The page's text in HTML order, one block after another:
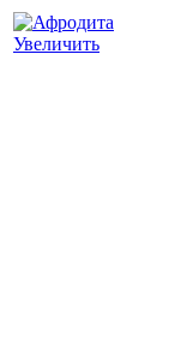
Увеличить